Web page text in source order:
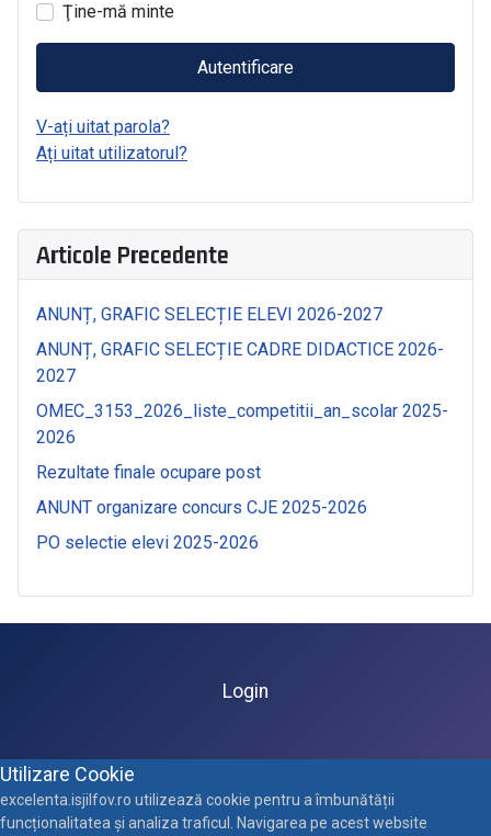
Ţine-mă minte
Autentificare
V-ați uitat parola?
Ați uitat utilizatorul?
Articole Precedente
ANUNȚ, GRAFIC SELECȚIE ELEVI 2026-2027
ANUNȚ, GRAFIC SELECȚIE CADRE DIDACTICE 2026-
2027
OMEC_3153_2026_liste_competitii_an_scolar 2025-
2026
Rezultate finale ocupare post
ANUNT organizare concurs CJE 2025-2026
PO selectie elevi 2025-2026
Login
Utilizare Cookie
excelenta.isjilfov.ro utilizează cookie pentru a îmbunătății
funcționalitatea și analiza traficul. Navigarea pe acest website